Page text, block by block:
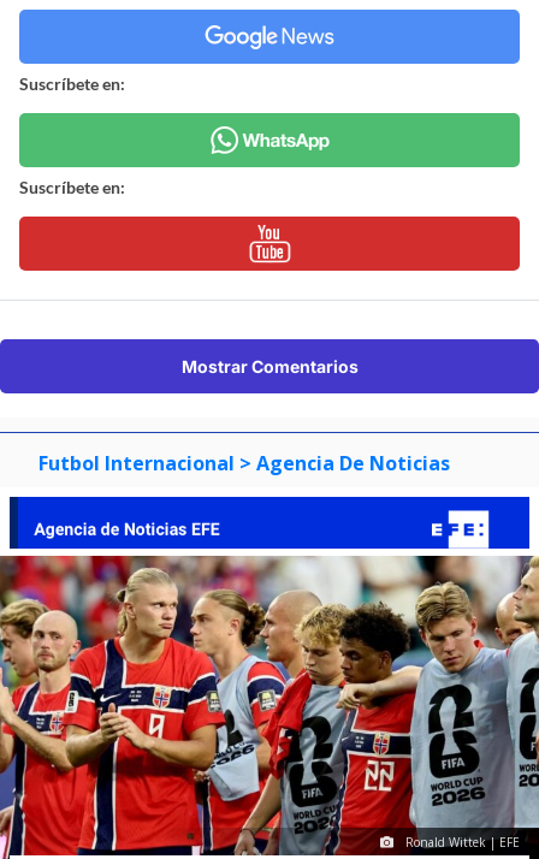
Suscríbete en:
Suscríbete en:
Mostrar Comentarios
Futbol Internacional > Agencia De Noticias
Ronald Wittek | EFE